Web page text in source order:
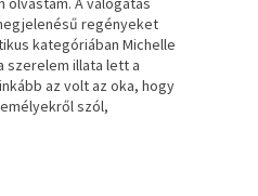
regényeket
kategóriában Michelle
szerelem illata lett a
az volt az oka, hogy
szól,